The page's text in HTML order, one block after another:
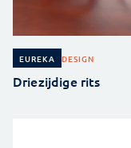
EUREKA DESIGN
Driezijdige rits